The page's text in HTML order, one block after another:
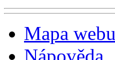
Mapa webu
Nápověda